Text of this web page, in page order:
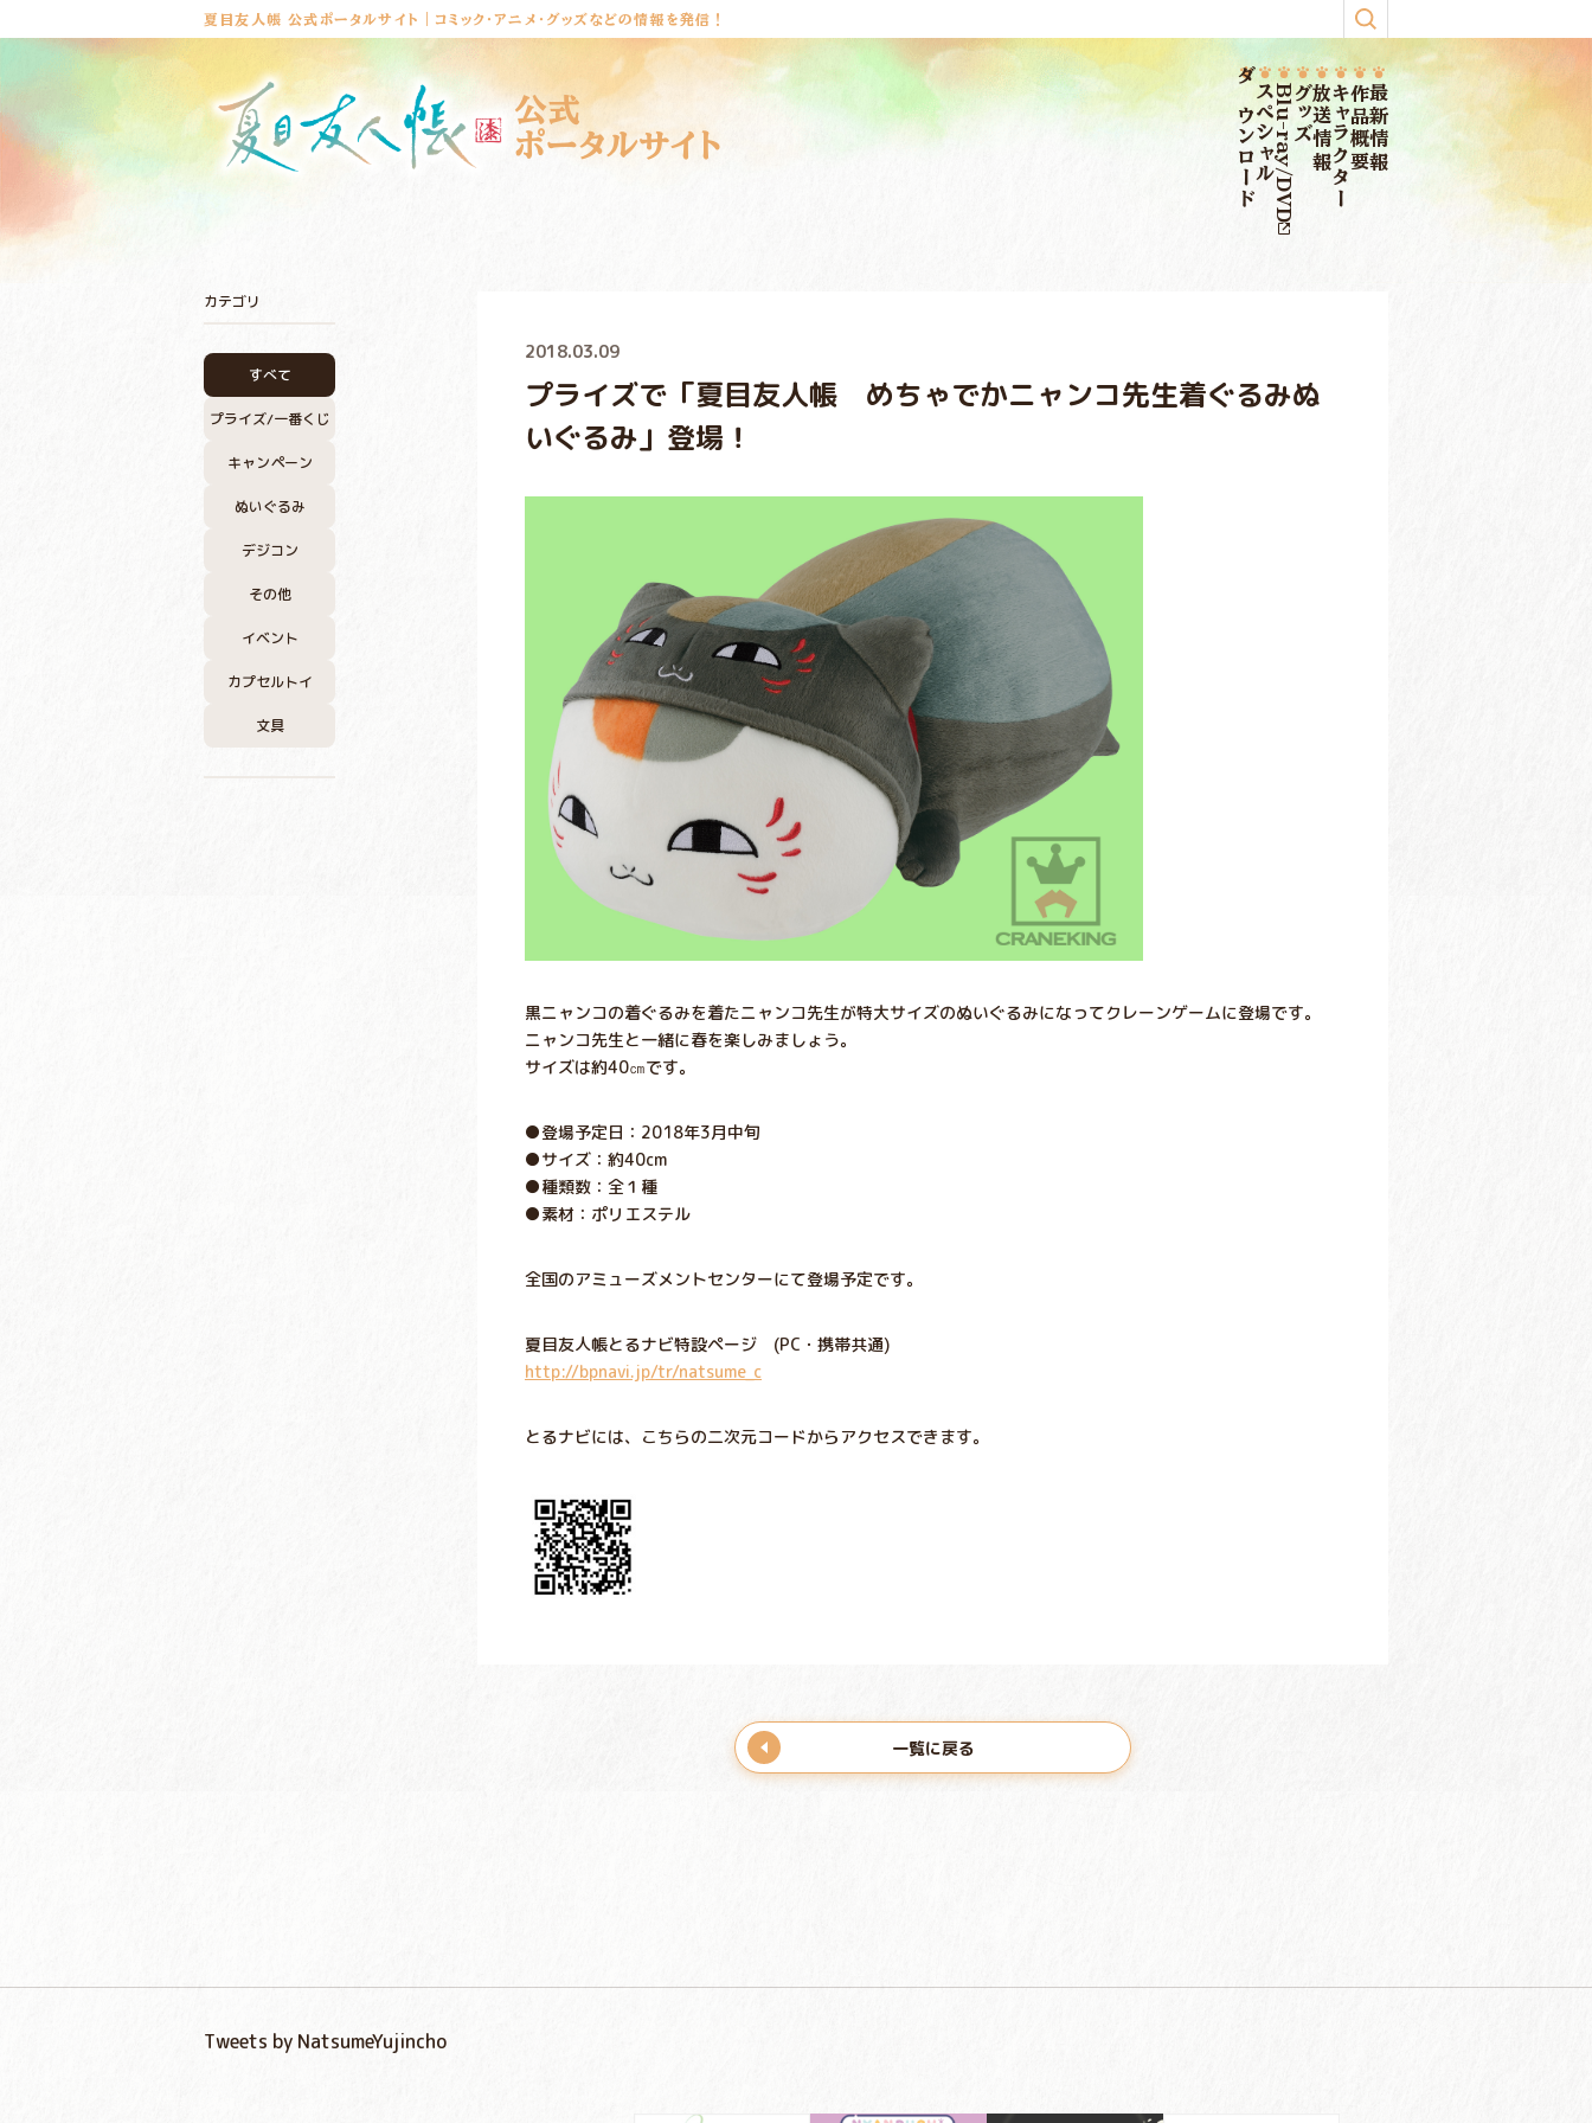
夏目友人帳 公式ポータルサイト｜コミック・アニメ・グッズなどの情報を発信！
公式
ポータルサイト
ダウンロードスペシャルBlu-ray/DVDグッズ放送情報キャラクター作品概要最新情報
カテゴリ
すべて
プライズ/一番くじ
キャンペーン
ぬいぐるみ
デジコン
その他
イベント
カプセルトイ
文具
2018.03.09
プライズで「夏目友人帳 めちゃでかニャンコ先生着ぐるみぬ
いぐるみ」登場！
黒ニャンコの着ぐるみを着たニャンコ先生が特大サイズのぬいぐるみになってクレーンゲームに登場です。
ニャンコ先生と一緒に春を楽しみましょう。
サイズは約40㎝です。
●登場予定日：2018年3月中旬
●サイズ：約40cm
●種類数：全１種
●素材：ポリエステル
全国のアミューズメントセンターにて登場予定です。
夏目友人帳とるナビ特設ページ (PC・携帯共通)
http://bpnavi.jp/tr/natsume_c
とるナビには、こちらの二次元コードからアクセスできます。
一覧に戻る
Tweets by NatsumeYujincho